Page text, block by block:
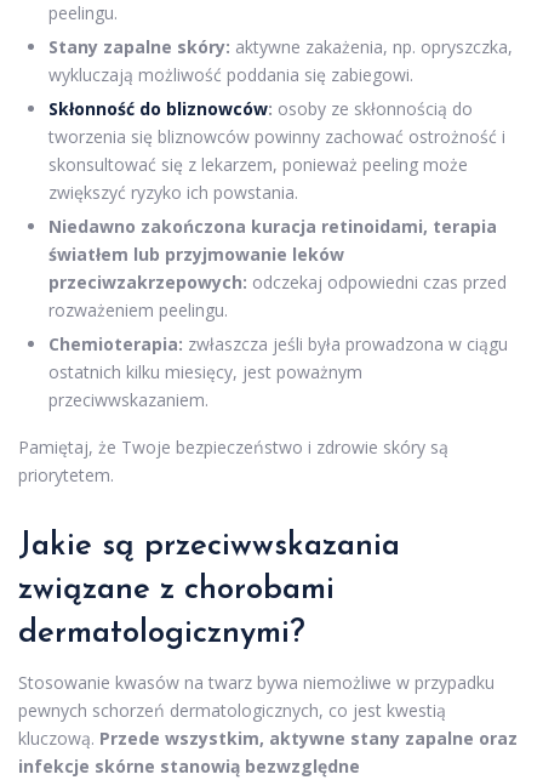
peelingu.
Stany zapalne skóry: aktywne zakażenia, np. opryszczka,
wykluczają możliwość poddania się zabiegowi.
Skłonność do bliznowców: osoby ze skłonnością do
tworzenia się bliznowców powinny zachować ostrożność i
skonsultować się z lekarzem, ponieważ peeling może
zwiększyć ryzyko ich powstania.
Niedawno zakończona kuracja retinoidami, terapia
światłem lub przyjmowanie leków
przeciwzakrzepowych: odczekaj odpowiedni czas przed
rozważeniem peelingu.
Chemioterapia: zwłaszcza jeśli była prowadzona w ciągu
ostatnich kilku miesięcy, jest poważnym
przeciwwskazaniem.
Pamiętaj, że Twoje bezpieczeństwo i zdrowie skóry są
priorytetem.
Jakie są przeciwwskazania
związane z chorobami
dermatologicznymi?
Stosowanie kwasów na twarz bywa niemożliwe w przypadku
pewnych schorzeń dermatologicznych, co jest kwestią
kluczową. Przede wszystkim, aktywne stany zapalne oraz
infekcje skórne stanowią bezwzględne